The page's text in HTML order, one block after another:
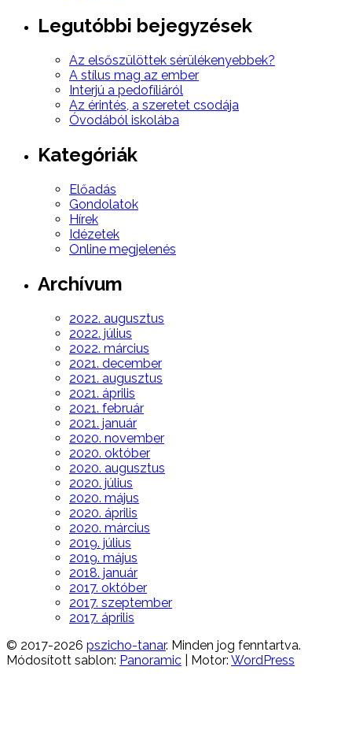
Legutóbbi bejegyzések
Az elsőszülöttek sérülékenyebbek?
A stílus mag az ember
Interjú a pedofíliáról
Az érintés, a szeretet csodája
Óvodából iskolába
Kategóriák
Előadás
Gondolatok
Hírek
Idézetek
Online megjelenés
Archívum
2022. augusztus
2022. július
2022. március
2021. december
2021. augusztus
2021. április
2021. február
2021. január
2020. november
2020. október
2020. augusztus
2020. július
2020. május
2020. április
2020. március
2019. július
2019. május
2018. január
2017. október
2017. szeptember
2017. április
© 2017-2026 pszicho-tanar. Minden jog fenntartva.
Módosított sablon: Panoramic | Motor: WordPress